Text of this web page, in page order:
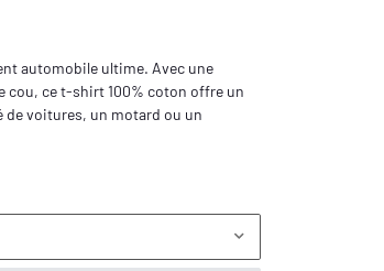
automobile ultime. Avec une
cou, ce t-shirt 100% coton offre un
de voitures, un motard ou un